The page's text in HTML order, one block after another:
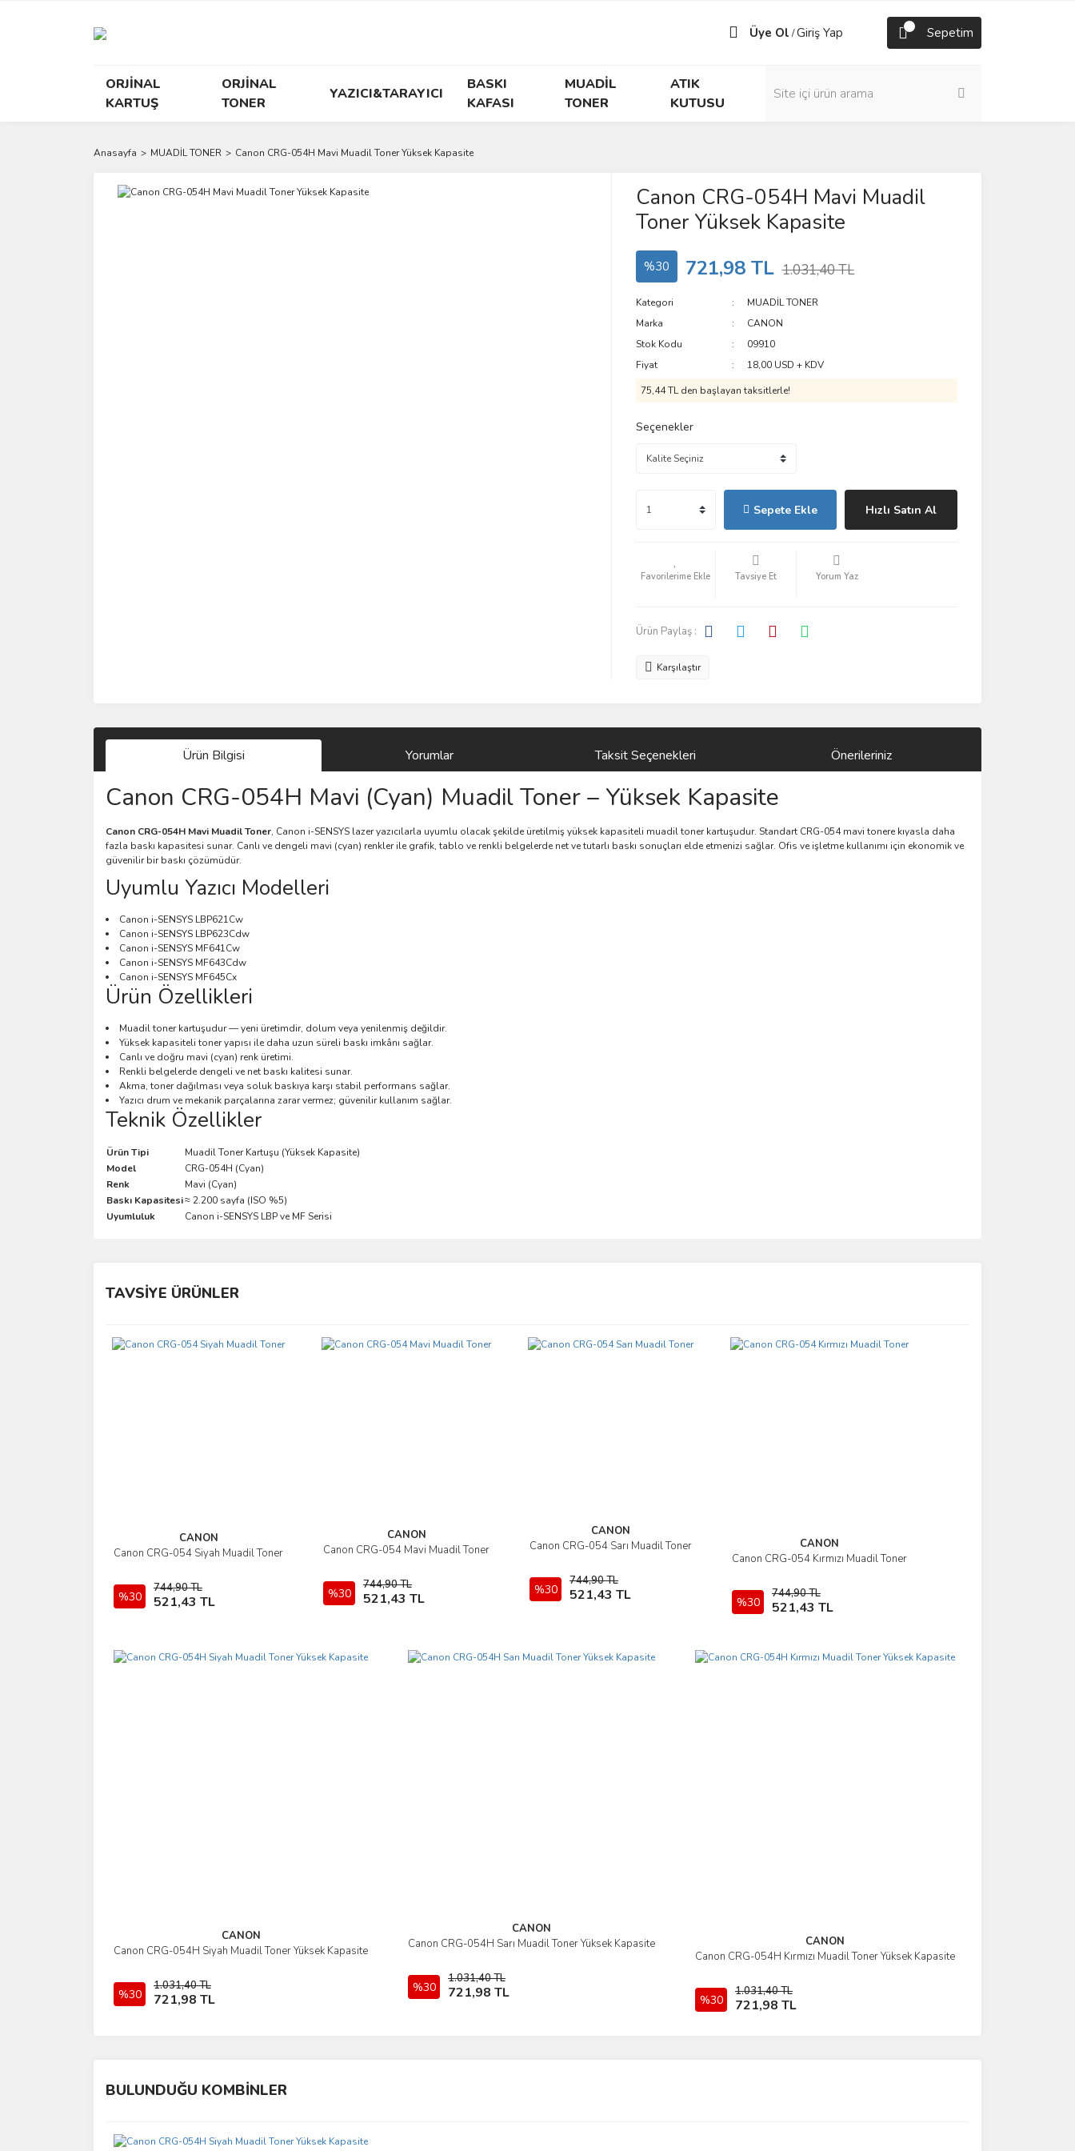
Üye Ol /Giriş Yap Sepetim
ORJİNAL
KARTUŞ
ORJİNAL
TONER
YAZICI&TARAYICI
BASKI
KAFASI
MUADİL
TONER
ATIK
KUTUSU
Anasayfa MUADİL TONER Canon CRG-054H Mavi Muadil Toner Yüksek Kapasite
Canon CRG-054H Mavi Muadil
Toner Yüksek Kapasite
%30 721,98 TL 1.031,40 TL
Kategori
MUADİL TONER
Marka
CANON
Stok Kodu
09910
Fiyat
18,00 USD + KDV
75,44 TL den başlayan taksitlerle!
Seçenekler
Sepete Ekle Hızlı Satın Al
Tavsiye Et Yorum Yaz
Ürün Paylaş :
Karşılaştır
Ürün Bilgisi Yorumlar Taksit Seçenekleri Önerileriniz
Canon CRG-054H Mavi (Cyan) Muadil Toner – Yüksek Kapasite
Canon CRG-054H Mavi Muadil Toner, Canon i-SENSYS lazer yazıcılarla uyumlu olacak şekilde üretilmiş yüksek kapasiteli muadil toner kartuşudur. Standart CRG-054 mavi tonere kıyasla daha
fazla baskı kapasitesi sunar. Canlı ve dengeli mavi (cyan) renkler ile grafik, tablo ve renkli belgelerde net ve tutarlı baskı sonuçları elde etmenizi sağlar. Ofis ve işletme kullanımı için ekonomik ve
güvenilir bir baskı çözümüdür.
Uyumlu Yazıcı Modelleri
Canon i-SENSYS LBP621Cw
Canon i-SENSYS LBP623Cdw
Canon i-SENSYS MF641Cw
Canon i-SENSYS MF643Cdw
Canon i-SENSYS MF645Cx
Ürün Özellikleri
Muadil toner kartuşudur — yeni üretimdir, dolum veya yenilenmiş değildir.
Yüksek kapasiteli toner yapısı ile daha uzun süreli baskı imkânı sağlar.
Canlı ve doğru mavi (cyan) renk üretimi.
Renkli belgelerde dengeli ve net baskı kalitesi sunar.
Akma, toner dağılması veya soluk baskıya karşı stabil performans sağlar.
Yazıcı drum ve mekanik parçalarına zarar vermez; güvenilir kullanım sağlar.
Teknik Özellikler
Ürün Tipi
Muadil Toner Kartuşu (Yüksek Kapasite)
Model
CRG-054H (Cyan)
Renk
Mavi (Cyan)
Baskı Kapasitesi≈ 2.200 sayfa (ISO %5)
Uyumluluk
Canon i-SENSYS LBP ve MF Serisi
Ürün açıklamasında eksik bilgiler bulunuyor.
TAVSİYE ÜRÜNLER
CANON
Canon CRG-054 Siyah Muadil Toner
%30
744,90 TL
521,43 TL
İncele
Sepete Ekle
CANON
Canon CRG-054 Mavi Muadil Toner
%30
744,90 TL
521,43 TL
İncele
Sepete Ekle
CANON
Canon CRG-054 Sarı Muadil Toner
%30
744,90 TL
521,43 TL
İncele
Sepete Ekle
CANON
Canon CRG-054 Kırmızı Muadil Toner
%30
744,90 TL
521,43 TL
İncele
Sepete Ekle
CANON
Canon CRG-054H Siyah Muadil Toner Yüksek Kapasite
%30
1.031,40 TL
721,98 TL
İncele
CANON
Canon CRG-054H Sarı Muadil Toner Yüksek Kapasite
%30
1.031,40 TL
721,98 TL
İncele
CANON
Canon CRG-054H Kırmızı Muadil Toner Yüksek Kapasite
%30
1.031,40 TL
721,98 TL
İncele
BULUNDUĞU KOMBİNLER